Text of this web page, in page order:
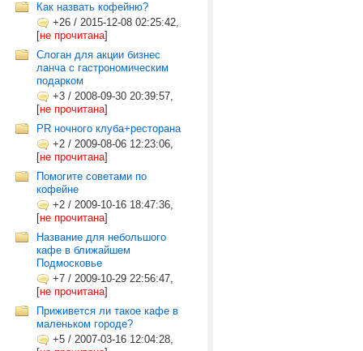
Как назвать кофейню?
+26 / 2015-12-08 02:25:42,
[не прочитана]
Слоган для акции бизнес
ланча с гастрономическим
подарком
+3 / 2008-09-30 20:39:57,
[не прочитана]
PR ночного клуба+ресторана
+2 / 2009-08-06 12:23:06,
[не прочитана]
Помогите советами по
кофейне
+2 / 2009-10-16 18:47:36,
[не прочитана]
Название для небольшого
кафе в ближайшем
Подмосковье
+7 / 2009-10-29 22:56:47,
[не прочитана]
Приживется ли такое кафе в
маленьком городе?
+5 / 2007-03-16 12:04:28,